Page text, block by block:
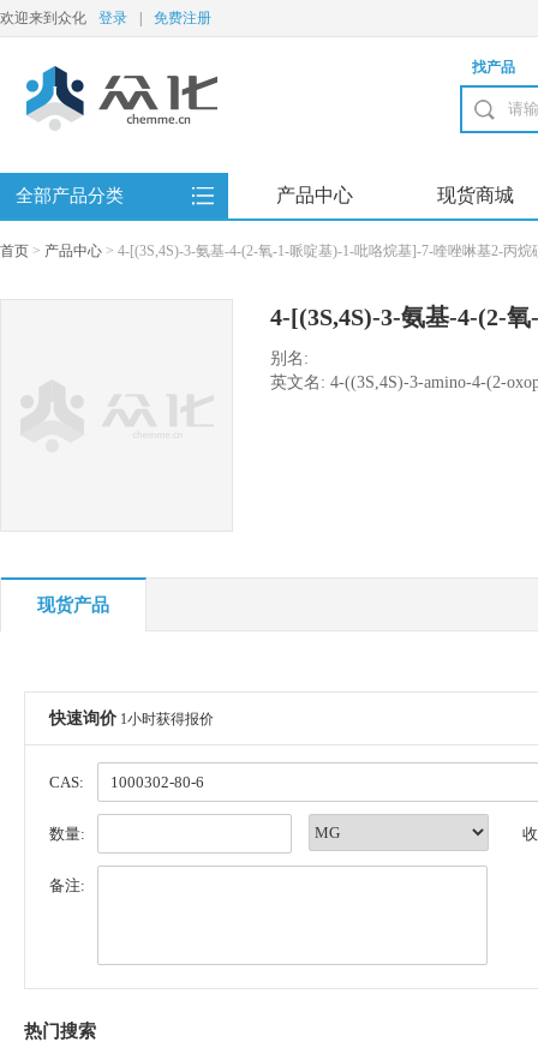
欢迎来到众化 登录 免费注册
找产品
全部产品分类 产品中心 现货商城
首页 > 产品中心 > 4-[(3S,4S)-3-氨基-4-(2-氧-1-哌啶基)-1-吡咯烷基]-7-喹唑啉基2-丙烷
4-[(3S,4S)-3-氨基-4-(2-
喹唑啉基2-丙烷磺酸酯
别名:
英文名: 4-((3S,4S)-3-amino-4-(2-
现货产品
快速询价 1小时获得报价
CAS:
数量:
备注:
热门搜索